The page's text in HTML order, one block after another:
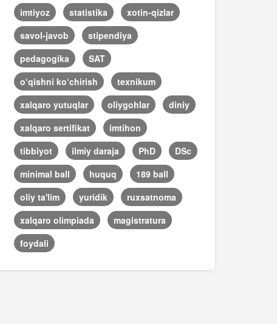
imtiyoz
statistika
xotin-qizlar
savol-javob
stipendiya
pedagogika
SAT
o‘qishni ko‘chirish
texnikum
xalqaro yutuqlar
oliygohlar
diniy
xalqaro sertifikat
imtihon
tibbiyot
ilmiy daraja PhD
DSc
minimal ball
huquq
189 ball
oliy ta'lim
yuridik
ruxsatnoma
xalqaro olimpiada
magistratura
foydali